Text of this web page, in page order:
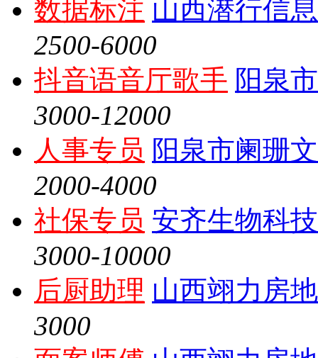
数据标注 山西潜行信
2500-6000
抖音语音厅歌手 阳泉
3000-12000
人事专员 阳泉市阑珊
2000-4000
社保专员 安齐生物科
3000-10000
后厨助理 山西翊力房
3000